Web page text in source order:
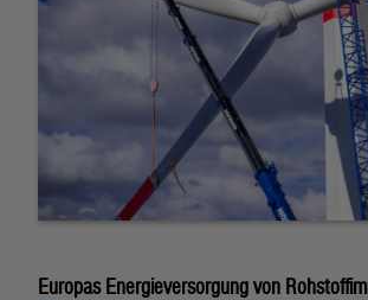
Europas Energieversorgung von